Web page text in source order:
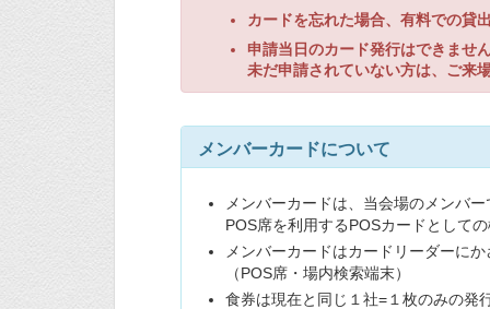
カードを忘れた場合、有料での貸
申請当日のカード発行はできませ
未だ申請されていない方は、ご来
メンバーカードについて
メンバーカードは、当会場のメンバ
POS席を利用するPOSカードとして
メンバーカードはカードリーダーに
（POS席・場内検索端末）
食券は現在と同じ１社=１枚のみの発